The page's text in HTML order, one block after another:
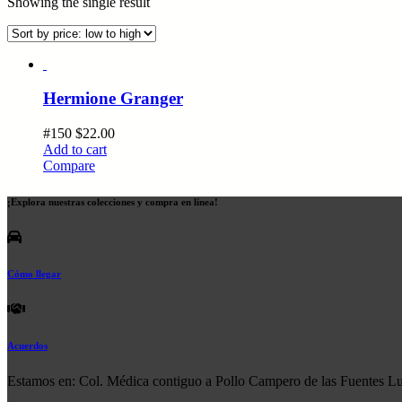
Hermione Granger
#150 $22.00
Add to cart
Compare
¡Explora nuestras colecciones y compra en línea!
Cómo llegar
Acuerdos
Estamos en: Col. Médica contiguo a Pollo Campero de las Fuentes